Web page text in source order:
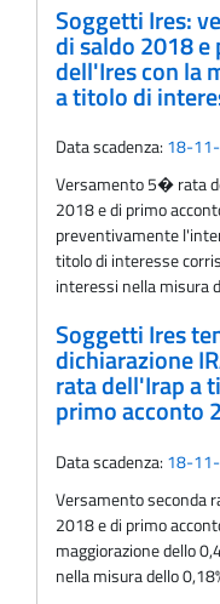
Soggetti Ires:
di saldo 2018
dell'Ires con la
a titolo di
Data scadenza: 18-
Versamento 5� rata
2018 e di primo
preventivamente
titolo di interesse
interessi nella misura
Soggetti Ires
dichiarazione
rata dell'Irap a
primo acconto
Data scadenza: 18-
Versamento seconda
2018 e di primo
maggiorazione dello
nella misura dello